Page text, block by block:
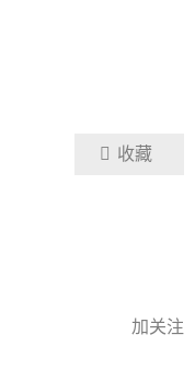
收藏
加关注